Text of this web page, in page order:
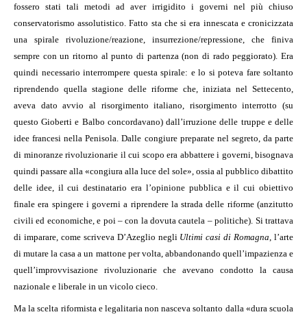
fossero stati tali metodi ad aver irrigidito i governi nel più chiuso
conservatorismo assolutistico. Fatto sta che si era innescata e cronicizzata
una spirale rivoluzione/reazione, insurrezione/repressione, che finiva
sempre con un ritorno al punto di partenza (non di rado peggiorato). Era
quindi necessario interrompere questa spirale: e lo si poteva fare soltanto
riprendendo quella stagione delle riforme che, iniziata nel Settecento,
aveva dato avvio al risorgimento italiano, risorgimento interrotto (su
questo Gioberti e Balbo concordavano) dall’irruzione delle truppe e delle
idee francesi nella Penisola. Dalle congiure preparate nel segreto, da parte
di minoranze rivoluzionarie il cui scopo era abbattere i governi, bisognava
quindi passare alla «congiura alla luce del sole», ossia al pubblico dibattito
delle idee, il cui destinatario era l’opinione pubblica e il cui obiettivo
finale era spingere i governi a riprendere la strada delle riforme (anzitutto
civili ed economiche, e poi – con la dovuta cautela – politiche). Si trattava
di imparare, come scriveva D’Azeglio negli Ultimi casi di Romagna , l’arte
di mutare la casa a un mattone per volta, abbandonando quell’impazienza e
quell’improvvisazione rivoluzionarie che avevano condotto la causa
nazionale e liberale in un vicolo cieco.
Ma la scelta riformista e legalitaria non nasceva soltanto dalla «dura scuola